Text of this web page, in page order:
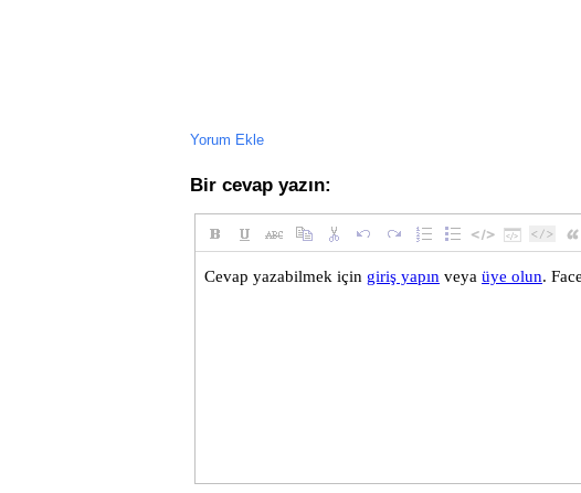
Yorum Ekle
Bir cevap yazın: